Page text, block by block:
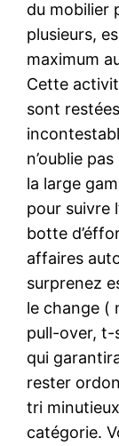
du mobilier
plusieurs,
maximum
Cette
sont
n’oublie
la large
pour suivre
botte
affaires
surprenez
le change (
pull-over,
qui
rester
tri
catégorie.